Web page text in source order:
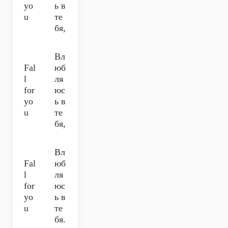
yo
u
ь в
те
бя,
Fal
l
for
yo
u
Вл
юб
ля
юс
ь в
те
бя,
Fal
l
for
yo
u
Вл
юб
ля
юс
ь в
те
бя.